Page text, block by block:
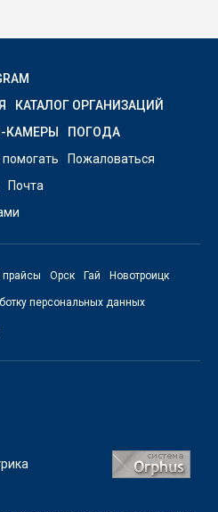
КАТАЛОГ ОРГАНИЗАЦИЙ
КАМЕРЫ
ПОГОДА
Пожаловаться
Почта
прайсы Орск Гай Новотроицк
персональных данных